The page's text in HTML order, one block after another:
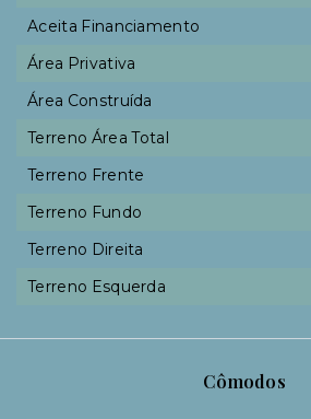
Cômodos
Aceita Financiamento
Área Privativa
Área Construída
Terreno Área Total
Terreno Frente
Terreno Fundo
Terreno Direita
Terreno Esquerda